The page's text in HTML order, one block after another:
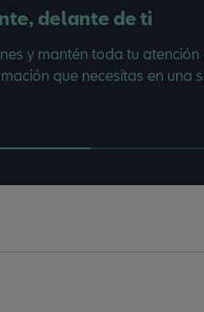
delante de ti
y mantén toda tu
que necesitas en una